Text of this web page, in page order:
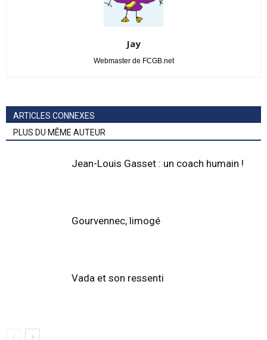
Jay
Webmaster de FCGB.net
ARTICLES CONNEXES
PLUS DU MÊME AUTEUR
Jean-Louis Gasset : un coach humain !
Gourvennec, limogé
Vada et son ressenti